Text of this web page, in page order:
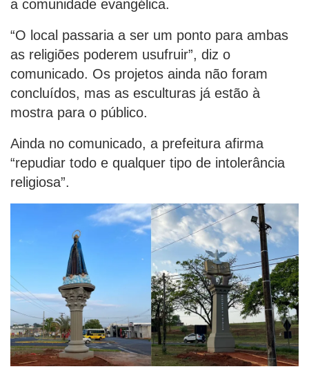
a comunidade evangélica.
“O local passaria a ser um ponto para ambas
as religiões poderem usufruir”, diz o
comunicado. Os projetos ainda não foram
concluídos, mas as esculturas já estão à
mostra para o público.
Ainda no comunicado, a prefeitura afirma
“repudiar todo e qualquer tipo de intolerância
religiosa”.